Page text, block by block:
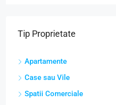
Tip Proprietate
Apartamente
Case sau Vile
Spatii Comerciale